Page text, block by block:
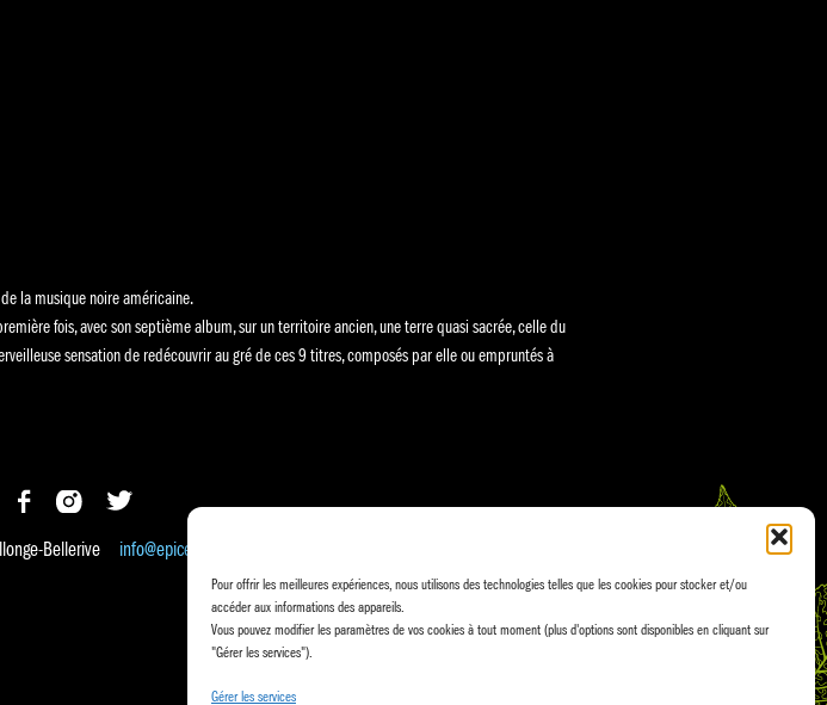
Pour offrir les meilleures expériences, nous utilisons des technologies telles que les cookies pour stocker et/ou
accéder aux informations des appareils.
Vous pouvez modifier les paramètres de vos cookies à tout moment (plus d'options sont disponibles en cliquant sur
"Gérer les services").
Gérer les services
la musique noire américaine.
fois, avec son septième album, sur un territoire ancien, une terre quasi sacrée, celle du
sensation de redécouvrir au gré de ces 9 titres, composés par elle ou empruntés à
Bellerive info@epicentre.ch